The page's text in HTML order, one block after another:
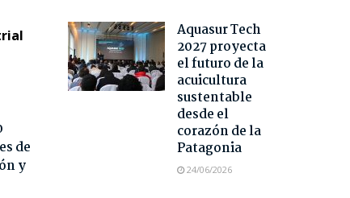
de
y
Aquasur Tech
2027 proyecta
el futuro de la
acuicultura
sustentable
desde el
corazón de la
Patagonia
24/06/2026